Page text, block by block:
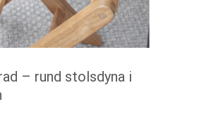
– rund stolsdyna i